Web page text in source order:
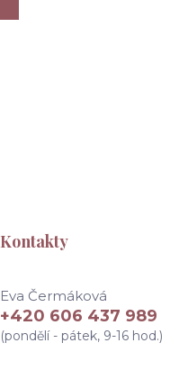
Kontakty
Eva Čermáková
+420 606 437 989
(pondělí - pátek, 9-16 hod.)